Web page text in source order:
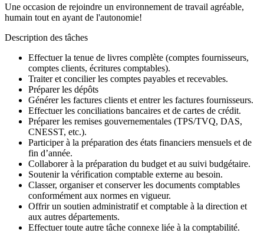
Une occasion de rejoindre un environnement de travail agréable,
humain tout en ayant de l'autonomie!
Description des tâches
Effectuer la tenue de livres complète (comptes fournisseurs,
comptes clients, écritures comptables).
Traiter et concilier les comptes payables et recevables.
Préparer les dépôts
Générer les factures clients et entrer les factures fournisseurs.
Effectuer les conciliations bancaires et de cartes de crédit.
Préparer les remises gouvernementales (TPS/TVQ, DAS,
CNESST, etc.).
Participer à la préparation des états financiers mensuels et de
fin d’année.
Collaborer à la préparation du budget et au suivi budgétaire.
Soutenir la vérification comptable externe au besoin.
Classer, organiser et conserver les documents comptables
conformément aux normes en vigueur.
Offrir un soutien administratif et comptable à la direction et
aux autres départements.
Effectuer toute autre tâche connexe liée à la comptabilité.